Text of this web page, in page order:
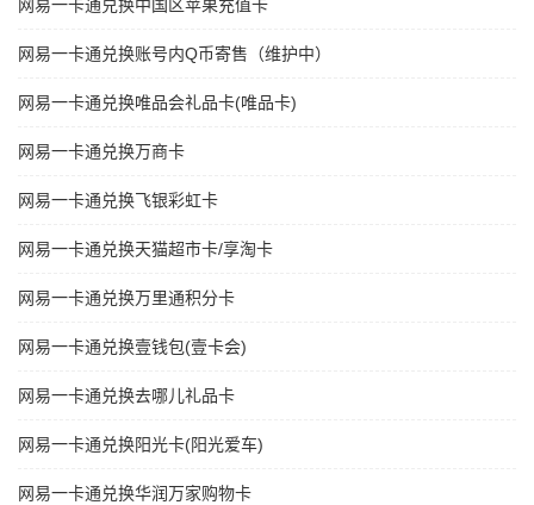
网易一卡通兑换中国区苹果充值卡
网易一卡通兑换账号内Q币寄售（维护中）
网易一卡通兑换唯品会礼品卡(唯品卡)
网易一卡通兑换万商卡
网易一卡通兑换飞银彩虹卡
网易一卡通兑换天猫超市卡/享淘卡
网易一卡通兑换万里通积分卡
网易一卡通兑换壹钱包(壹卡会)
网易一卡通兑换去哪儿礼品卡
网易一卡通兑换阳光卡(阳光爱车)
网易一卡通兑换华润万家购物卡